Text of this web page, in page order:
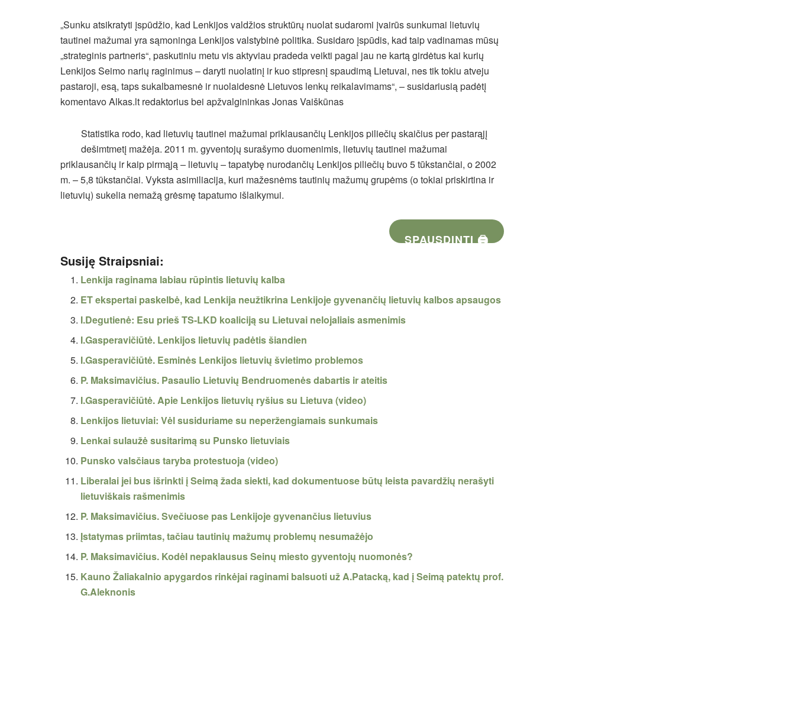
„Sunku atsikratyti įspūdžio, kad Lenkijos valdžios struktūrų nuolat sudaromi įvairūs sunkumai lietuvių
tautinei mažumai yra sąmoninga Lenkijos valstybinė politika. Susidaro įspūdis, kad taip vadinamas mūsų
„strateginis partneris“, paskutiniu metu vis aktyviau pradeda veikti pagal jau ne kartą girdėtus kai kurių
Lenkijos Seimo narių raginimus – daryti nuolatinį ir kuo stipresnį spaudimą Lietuvai, nes tik tokiu atveju
pastaroji, esą, taps sukalbamesnė ir nuolaidesnė Lietuvos lenkų reikalavimams“, – susidariusią padėtį
komentavo Alkas.lt redaktorius bei apžvalgininkas Jonas Vaiškūnas
Statistika rodo, kad lietuvių tautinei mažumai priklausančių Lenkijos piliečių skaičius per pastarąjį
dešimtmetį mažėja. 2011 m. gyventojų surašymo duomenimis, lietuvių tautinei mažumai
priklausančių ir kaip pirmąją – lietuvių – tapatybę nurodančių Lenkijos piliečių buvo 5 tūkstančiai, o 2002
m. – 5,8 tūkstančiai. Vyksta asimiliacija, kuri mažesnėms tautinių mažumų grupėms (o tokiai priskirtina ir
lietuvių) sukelia nemažą grėsmę tapatumo išlaikymui.
SPAUSDINTI 🖨
Susiję Straipsniai:
Lenkija raginama labiau rūpintis lietuvių kalba
ET ekspertai paskelbė, kad Lenkija neužtikrina Lenkijoje gyvenančių lietuvių kalbos apsaugos
I.Degutienė: Esu prieš TS-LKD koaliciją su Lietuvai nelojaliais asmenimis
I.Gasperavičiūtė. Lenkijos lietuvių padėtis šiandien
I.Gasperavičiūtė. Esminės Lenkijos lietuvių švietimo problemos
P. Maksimavičius. Pasaulio Lietuvių Bendruomenės dabartis ir ateitis
I.Gasperavičiūtė. Apie Lenkijos lietuvių ryšius su Lietuva (video)
Lenkijos lietuviai: Vėl susiduriame su neperžengiamais sunkumais
Lenkai sulaužė susitarimą su Punsko lietuviais
Punsko valsčiaus taryba protestuoja (video)
Liberalai jei bus išrinkti į Seimą žada siekti, kad dokumentuose būtų leista pavardžių nerašyti
lietuviškais rašmenimis
P. Maksimavičius. Svečiuose pas Lenkijoje gyvenančius lietuvius
Įstatymas priimtas, tačiau tautinių mažumų problemų nesumažėjo
P. Maksimavičius. Kodėl nepaklausus Seinų miesto gyventojų nuomonės?
Kauno Žaliakalnio apygardos rinkėjai raginami balsuoti už A.Patacką, kad į Seimą patektų prof.
G.Aleknonis